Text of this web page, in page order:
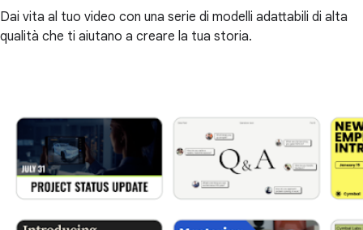
Dai vita al tuo video con una serie di modelli adattabili di alta
qualità che ti aiutano a creare la tua storia.